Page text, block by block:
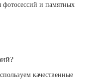
фотосессий и памятных
качественные